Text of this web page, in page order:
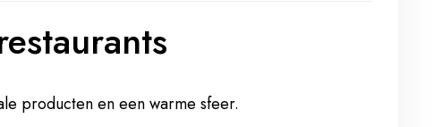
producten en een warme sfeer.